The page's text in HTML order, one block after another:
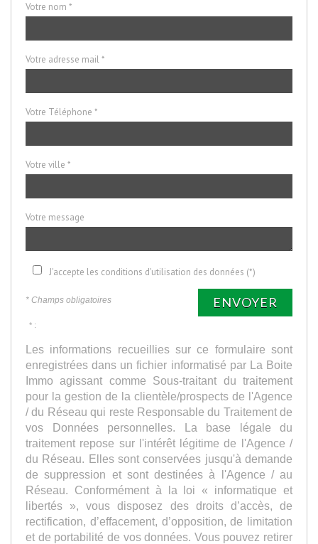
Votre nom *
Votre adresse mail *
Votre Téléphone *
Votre ville *
Votre message
J'accepte les conditions d'utilisation des données (*)
* Champs obligatoires ENVOYER
* :
Les informations recueillies sur ce formulaire sont
enregistrées dans un fichier informatisé par La Boite
Immo agissant comme Sous-traitant du traitement
pour la gestion de la clientèle/prospects de l'Agence
/ du Réseau qui reste Responsable du Traitement de
vos Données personnelles. La base légale du
traitement repose sur l'intérêt légitime de l'Agence /
du Réseau. Elles sont conservées jusqu'à demande
de suppression et sont destinées à l'Agence / au
Réseau. Conformément à la loi « informatique et
libertés », vous disposez des droits d’accès, de
rectification, d’effacement, d’opposition, de limitation
et de portabilité de vos données. Vous pouvez retirer